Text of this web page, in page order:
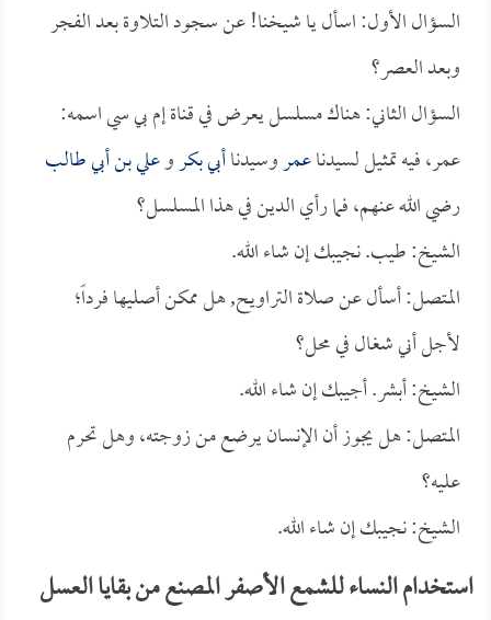
السؤال الأول: اسأل يا شيخنا! عن سجود التلاوة بعد الفجر
وبعد العصر؟
السؤال الثاني: هناك مسلسل يعرض في قناة إم بي سي اسمه:
عمر، فيه تمثيل لسيدناعمروسيدناأبي بكروعلي بن أبي طالب
رضي الله عنهم، فما رأي الدين في هذا المسلسل؟
الشيخ: طيب. نجيبك إن شاء الله.
المتصل: أسأل عن صلاة التراويح, هل ممكن أصليها فرداً؛
لأجل أني شغال في محل؟
الشيخ: أبشر. أجيبك إن شاء الله.
المتصل: هل يجوز أن الإنسان يرضع من زوجته، وهل تحرم
عليه؟
الشيخ: نجيبك إن شاء الله.
استخدام النساء للشمع الأصفر المصنع من بقايا العسل